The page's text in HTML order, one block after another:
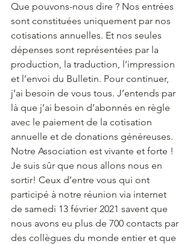
Que pouvons-nous dire ? Nos entrées
sont constituées uniquement par nos
cotisations annuelles. Et nos seules
dépenses sont représentées par la
production, la traduction, l’impression
et l’envoi du Bulletin. Pour continuer,
j’ai besoin de vous tous. J’entends par
là que j’ai besoin d’abonnés en règle
avec le paiement de la cotisation
annuelle et de donations généreuses.
Notre Association est vivante et forte !
Je suis sûr que nous allons nous en
sortir! Ceux d’entre vous qui ont
participé à notre réunion via internet
de samedi 13 février 2021 savent que
nous avons eu plus de 700 contacts par
des collègues du monde entier et que